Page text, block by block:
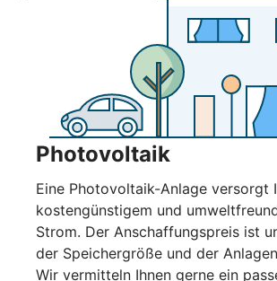
Photovoltaik
Eine Photovoltaik-Anlage versorgt
kostengünstigem und
Strom. Der Anschaffungspreis ist
der Speichergröße und der
Wir vermitteln Ihnen gerne ein